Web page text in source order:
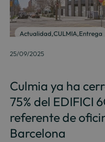
Actualidad,CULMIA,Entrega
25/09/2025
Culmia ya ha
75% del EDIFICI
referente de
Barcelona